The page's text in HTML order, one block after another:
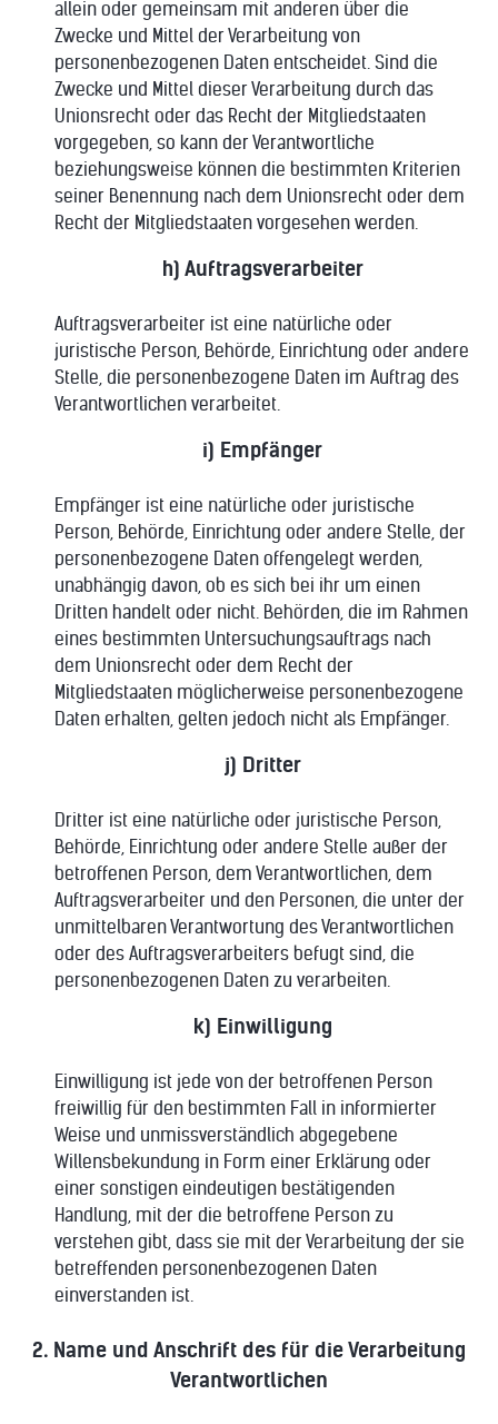
allein oder gemeinsam mit anderen über die
Zwecke und Mittel der Verarbeitung von
personenbezogenen Daten entscheidet. Sind die
Zwecke und Mittel dieser Verarbeitung durch das
Unionsrecht oder das Recht der Mitgliedstaaten
vorgegeben, so kann der Verantwortliche
beziehungsweise können die bestimmten Kriterien
seiner Benennung nach dem Unionsrecht oder dem
Recht der Mitgliedstaaten vorgesehen werden.
h) Auftragsverarbeiter
Auftragsverarbeiter ist eine natürliche oder
juristische Person, Behörde, Einrichtung oder andere
Stelle, die personenbezogene Daten im Auftrag des
Verantwortlichen verarbeitet.
i) Empfänger
Empfänger ist eine natürliche oder juristische
Person, Behörde, Einrichtung oder andere Stelle, der
personenbezogene Daten offengelegt werden,
unabhängig davon, ob es sich bei ihr um einen
Dritten handelt oder nicht. Behörden, die im Rahmen
eines bestimmten Untersuchungsauftrags nach
dem Unionsrecht oder dem Recht der
Mitgliedstaaten möglicherweise personenbezogene
Daten erhalten, gelten jedoch nicht als Empfänger.
j) Dritter
Dritter ist eine natürliche oder juristische Person,
Behörde, Einrichtung oder andere Stelle außer der
betroffenen Person, dem Verantwortlichen, dem
Auftragsverarbeiter und den Personen, die unter der
unmittelbaren Verantwortung des Verantwortlichen
oder des Auftragsverarbeiters befugt sind, die
personenbezogenen Daten zu verarbeiten.
k) Einwilligung
Einwilligung ist jede von der betroffenen Person
freiwillig für den bestimmten Fall in informierter
Weise und unmissverständlich abgegebene
Willensbekundung in Form einer Erklärung oder
einer sonstigen eindeutigen bestätigenden
Handlung, mit der die betroffene Person zu
verstehen gibt, dass sie mit der Verarbeitung der sie
betreffenden personenbezogenen Daten
einverstanden ist.
2. Name und Anschrift des für die Verarbeitung
Verantwortlichen